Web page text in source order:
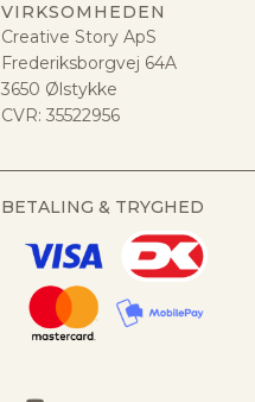
VIRKSOMHEDEN
Creative Story ApS
Frederiksborgvej 64A
3650 Ølstykke
CVR: 35522956
BETALING & TRYGHED